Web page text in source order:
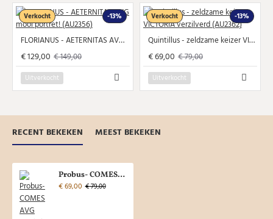
-13%
Verkocht
FLORIANUS - AETERNITAS AVG mooi portret! (AU2356)
€ 129,00 € 149,00
Uitverkocht
-13%
Verkocht
Quintillus - zeldzame keizer VICTORIA verzilverd (AU2362)
€ 69,00 € 79,00
Uitverkocht
RECENT BEKEKEN MEEST BEKEKEN
Probus- COMES AVG prachtig (JUL2368)
€ 69,00 € 79,00